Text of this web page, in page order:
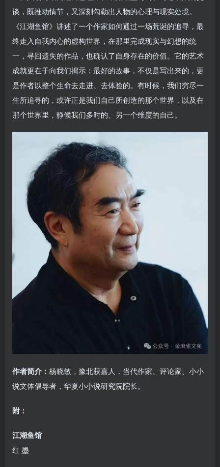
谈，既推动情节，又深刻勾勒出人物的心理与现实处境。
《江湖鱼馆》讲述了一个作家如何通过一场荒诞的追寻，最
终走入自我内心的虚构世界，在那里完成现实与幻想的统
一，寻回遗失的作品，也确认了自身存在的价值。它的艺术
成就更在于向我们揭示：最好的故事，不仅是写出来的，更
是作者以整个生命去走进、去体验的。有时候，我们穷尽一
生所追寻的，或许正是我们自己所创造的那个世界，以及在
那个世界里，静候我们多时的、另一个维度的自己。
作者简介： 杨晓敏，豫北获嘉人，当代作家、评论家、小小
说文体倡导者，华夏小小说研究院院长。
附：
江湖鱼馆
红 墨